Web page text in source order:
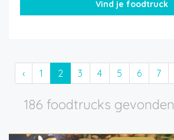
‹ 1 2 3 4 5 6 7
186 foodtrucks gevonden